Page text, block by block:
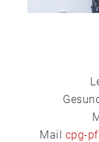
Mail cpg-